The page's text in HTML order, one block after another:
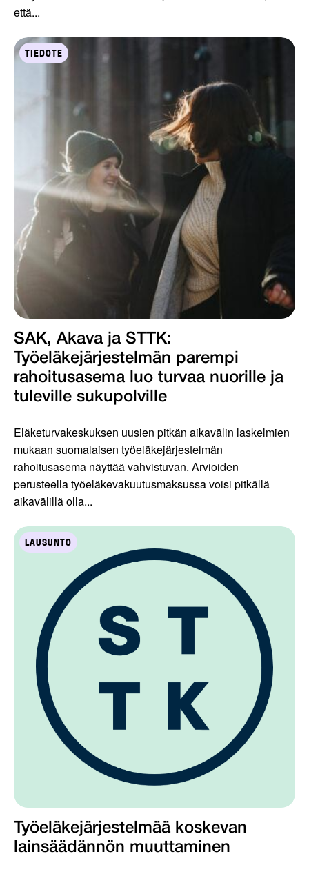
että...
TIEDOTE
SAK, Akava ja STTK:
Työeläkejärjestelmän parempi
rahoitusasema luo turvaa nuorille ja
tuleville sukupolville
Eläketurvakeskuksen uusien pitkän aikavälin laskelmien
mukaan suomalaisen työeläkejärjestelmän
rahoitusasema näyttää vahvistuvan. Arvioiden
perusteella työeläkevakuutusmaksussa voisi pitkällä
aikavälillä olla...
LAUSUNTO
Työeläkejärjestelmää koskevan
lainsäädännön muuttaminen